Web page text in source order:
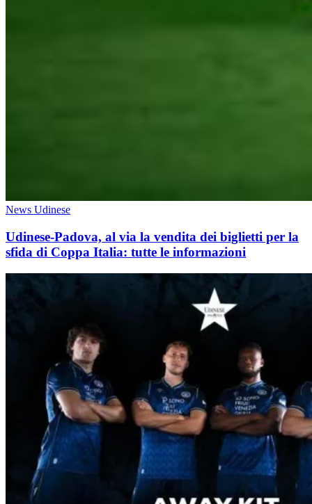
News Udinese
Udinese-Padova, al via la vendita dei biglietti per la
sfida di Coppa Italia: tutte le informazioni